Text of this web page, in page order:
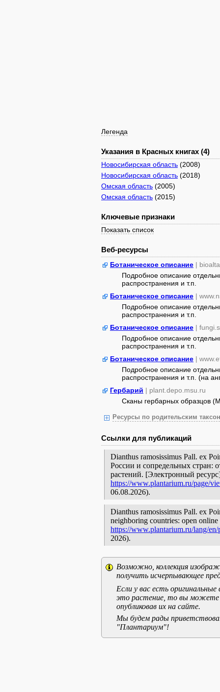
Легенда
Указания в Красных книгах (4)
Новосибирская область (2008)
Новосибирская область (2018)
Омская область (2005)
Омская область (2015)
Ключевые признаки
Показать список
Веб-ресурсы
Ботаническое описание |
Подробное описание
распространения и т.п.
Ботаническое описание |
Подробное описание
распространения и т.п.
Ботаническое описание |
Подробное описание
распространения и т.п.
Ботаническое описание |
Подробное описание
распространения и т.п. (на
Гербарий | plant.depo.msu.ru
Сканы гербарных образцов
Ресурсы по родительским
Ссылки для публикаций
Dianthus ramosissimus Pall. ex
России и сопредельных стран:
растений. [Электронный
https://www.plantarium.ru/page/
06.08.2026).
Dianthus ramosissimus Pall. ex
neighboring countries: open
https://www.plantarium.ru/lang/
2026).
Возможно, коллекция
получить исчерпывающее
Если у вас есть
это растение, то вы можете
опубликовав их на сайте.
Мы будем рады
"Плантариум"!